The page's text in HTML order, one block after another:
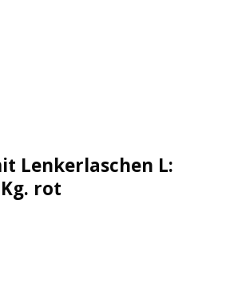
Lenkerlaschen L:
rot